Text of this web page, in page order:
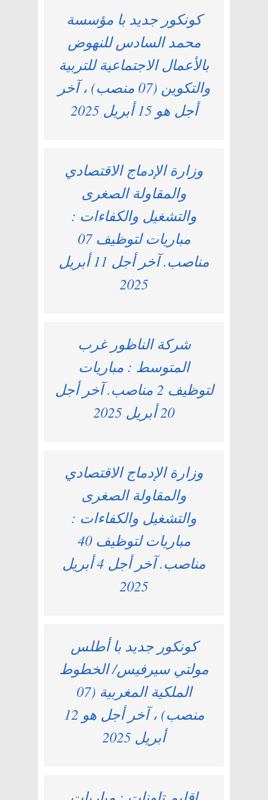
كونكور جديد با مؤسسة
محمد السادس للنهوض
بالأعمال الاجتماعية للتربية
والتكوين (07 منصب) ، آخر
أجل هو 15 أبريل 2025
وزارة الإدماج الاقتصادي
والمقاولة الصغرى
والتشغيل والكفاءات :
مباريات لتوظيف 07
مناصب. آخر أجل 11 أبريل
2025
شركة الناظور غرب
المتوسط : مباريات
لتوظيف 2 مناصب. آخر أجل
20 أبريل 2025
وزارة الإدماج الاقتصادي
والمقاولة الصغرى
والتشغيل والكفاءات :
مباريات لتوظيف 40
مناصب. آخر أجل 4 أبريل
2025
كونكور جديد با أطلس
مولتي سيرفيس/ الخطوط
الملكية المغربية (07
منصب) ، آخر أجل هو 12
أبريل 2025